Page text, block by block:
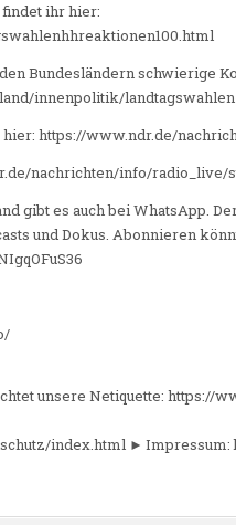
ihr hier:
Bundesländern schwierige
innenpolitik/
https://www.ndr.de/
nachrichten/info/radio_live/
gibt es auch bei WhatsApp.
und Dokus. Abonnieren
unsere Netiquette: https://
index.html ►